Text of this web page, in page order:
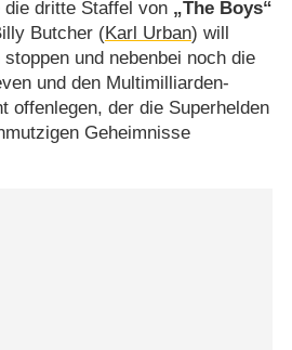
die dritte Staffel von „The Boys“
Butcher (Karl Urban) will
und nebenbei noch die
und den Multimilliarden-
offenlegen, der die Superhelden
Geheimnisse